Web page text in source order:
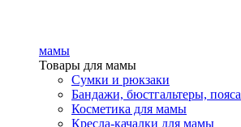
мамы
Товары для мамы
Сумки и рюкзаки
Бандажи, бюстгальтеры, пояса
Косметика для мамы
Кресла-качалки для мамы